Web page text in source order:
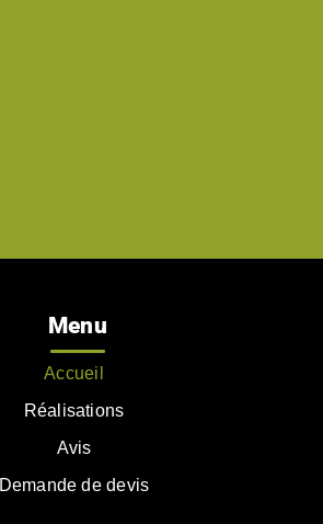
Menu
Accueil
Réalisations
Avis
Demande de devis